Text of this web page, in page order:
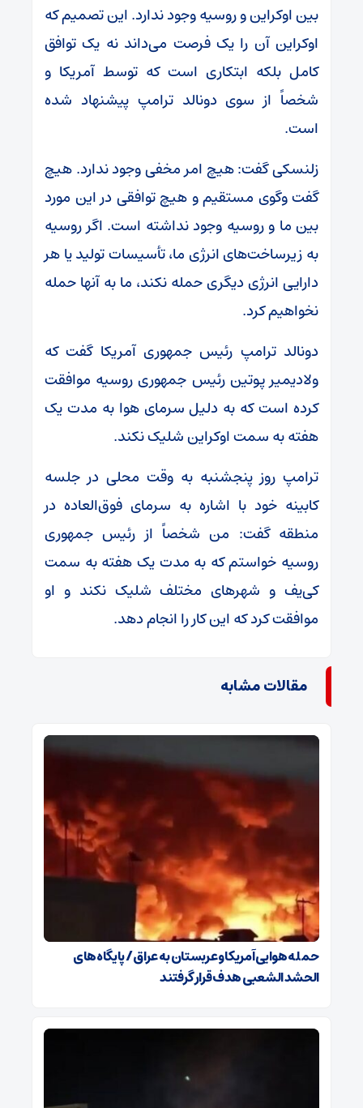
بین اوکراین و روسیه وجود ندارد. این تصمیم که
اوکراین آن را یک فرصت می‌داند نه یک توافق
کامل بلکه ابتکاری است که توسط آمریکا و
شخصاً از سوی دونالد ترامپ پیشنهاد شده
است.
زلنسکی گفت: هیچ امر مخفی وجود ندارد. هیچ
گفت وگوی مستقیم و هیچ توافقی در این مورد
بین ما و روسیه وجود نداشته است. اگر روسیه
به زیرساخت‌های انرژی ما، تأسیسات تولید یا هر
دارایی انرژی دیگری حمله نکند، ما به آنها حمله
نخواهیم کرد.
دونالد ترامپ رئیس جمهوری آمریکا گفت که
ولادیمیر پوتین رئیس جمهوری روسیه موافقت
کرده است که به دلیل سرمای هوا به مدت یک
هفته به سمت اوکراین شلیک نکند.
ترامپ روز پنجشنبه به وقت محلی در جلسه
کابینه خود با اشاره به سرمای فوق‌العاده در
منطقه گفت: من شخصاً از رئیس جمهوری
روسیه خواستم که به مدت یک هفته به سمت
کی‌یف و شهر‌های مختلف شلیک نکند و او
موافقت کرد که این کار را انجام دهد.
مقالات مشابه
حمله هوایی آمریکا و عربستان به عراق / پایگاه‌های
الحشد الشعبی هدف قرار گرفتند